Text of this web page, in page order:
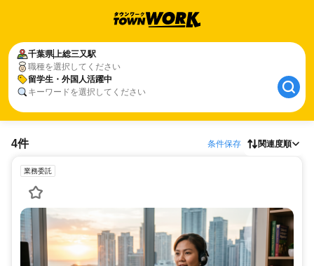
千葉県上総三又駅
職種を選択してください
留学生・外国人活躍中
キーワードを選択してください
4件 条件保存 関連度順
業務委託